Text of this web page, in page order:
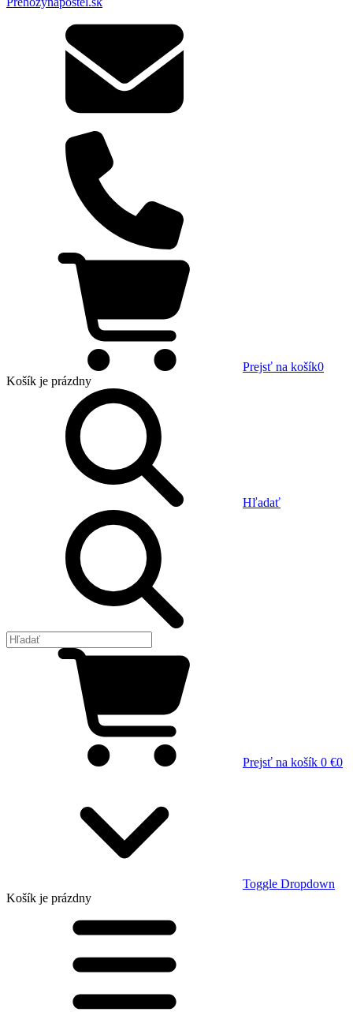
Prejsť na košík0
Košík je prázdny
Hľadať
Prejsť na košík 0 €0
Toggle Dropdown
Košík je prázdny